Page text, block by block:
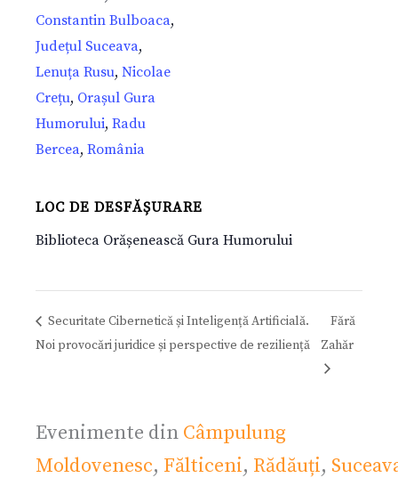
Constantin Bulboaca,
Județul Suceava,
Lenuța Rusu, Nicolae
Crețu, Orașul Gura
Humorului, Radu
Bercea, România
LOC DE DESFĂȘURARE
Biblioteca Orășenească Gura Humorului
Securitate Cibernetică și Inteligență Artificială.
Noi provocări juridice și perspective de reziliență
Fără
Zahăr
Evenimente din Câmpulung
Moldovenesc, Fălticeni, Rădăuți,